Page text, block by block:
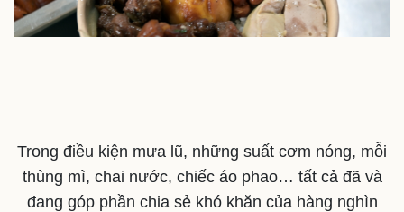
Văn hóa
Sân khấu - Điện ảnh
Giải trí
Nghệ sĩ
Trong điều kiện mưa lũ, những suất cơm nóng, mỗi
thùng mì, chai nước, chiếc áo phao… tất cả đã và
đang góp phần chia sẻ khó khăn của hàng nghìn